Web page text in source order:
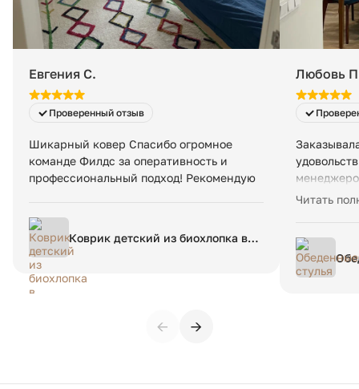
Упаковка 3: 32 х 70 х 182 см
Вес в упаковке: 106 кг
стоимость — 200 ₽ в сутки за заказ, даже если товар
занимает менее 1 м³.
Евгения С.
Проверенный отзыв
Шикарный ковер Спасибо огромное
команде Филдс за оперативность и
профессиональный подход! Рекомендую
Коврик детский из биохлопка в
берберском стиле Dybala 120 x
Любовь
самого
буду
Читать
← →